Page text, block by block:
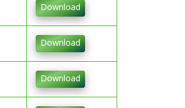
Download
Download
Download